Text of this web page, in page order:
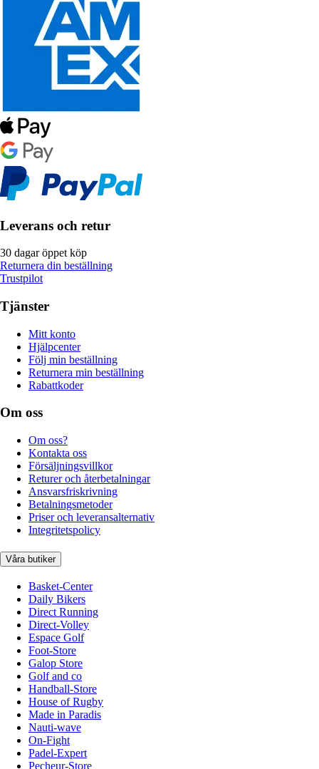
Leverans och retur
30 dagar öppet köp
Returnera din beställning
Trustpilot
Tjänster
Mitt konto
Hjälpcenter
Följ min beställning
Returnera min beställning
Rabattkoder
Om oss
Om oss?
Kontakta oss
Försäljningsvillkor
Returer och återbetalningar
Ansvarsfriskrivning
Betalningsmetoder
Priser och leveransalternativ
Integritetspolicy
Våra butiker
Basket-Center
Daily Bikers
Direct Running
Direct-Volley
Espace Golf
Foot-Store
Galop Store
Golf and co
Handball-Store
House of Rugby
Made in Paradis
Nauti-wave
On-Fight
Padel-Expert
Pecheur-Store